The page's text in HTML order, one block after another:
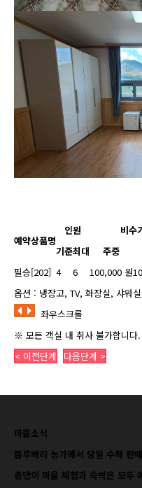
예약상품명
인원 비수
기준최대 주중
필승[202] 4 6 100,000 원
옵션 : 냉장고, TV, 화장실, 샤워
좌우스크롤
※ 모든 객실 내 취사 불가합니다.
< 이전단계
다음단계 >
마을소식
블루베리 농가에서 당일 수확 판
총댕이 마을 체험과 숙박은 모두